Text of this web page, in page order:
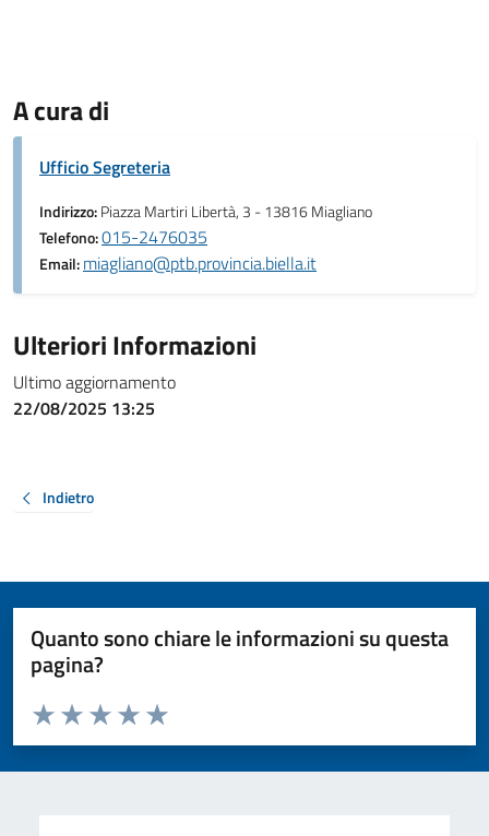
A cura di
Ufficio Segreteria
Indirizzo:Piazza Martiri Libertà, 3 - 13816 Miagliano
Telefono:015-2476035
Email:miagliano@ptb.provincia.biella.it
Ulteriori Informazioni
Ultimo aggiornamento
22/08/2025 13:25
Indietro
Quanto sono chiare le informazioni su questa
pagina?
Valuta da 1 a 5 stelle la pagina
Valuta 5 stelle su 5
Valuta 4 stelle su 5
Valuta 3 stelle su 5
Valuta 2 stelle su 5
Valuta 1 stelle su 5